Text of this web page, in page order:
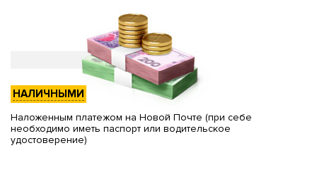
НАЛИЧНЫМИ
Наложенным платежом на Новой Почте (при себе
необходимо иметь паспорт или водительское
удостоверение)